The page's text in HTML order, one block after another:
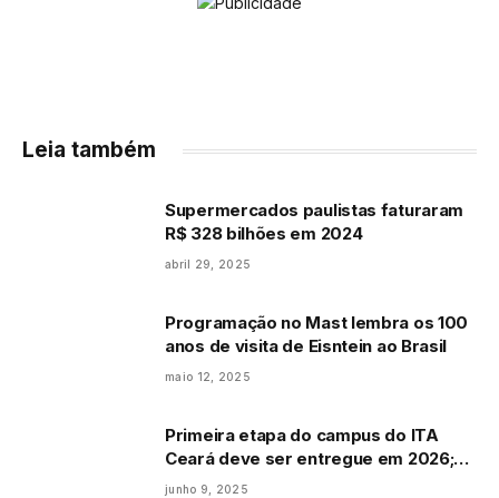
Leia também
Supermercados paulistas faturaram
R$ 328 bilhões em 2024
abril 29, 2025
Programação no Mast lembra os 100
anos de visita de Eisntein ao Brasil
maio 12, 2025
Primeira etapa do campus do ITA
Ceará deve ser entregue em 2026;
obra representa avanço científico e
junho 9, 2025